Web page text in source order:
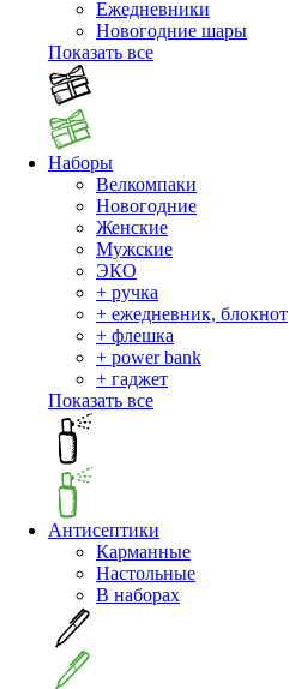
Ежедневники
Новогодние шары
Показать все
Наборы
Велкомпаки
Новогодние
Женские
Мужские
ЭКО
+ ручка
+ ежедневник, блокнот
+ флешка
+ power bank
+ гаджет
Показать все
Антисептики
Карманные
Настольные
В наборах